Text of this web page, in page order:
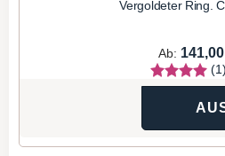
Vergoldeter Ring.
Ab:
(1)